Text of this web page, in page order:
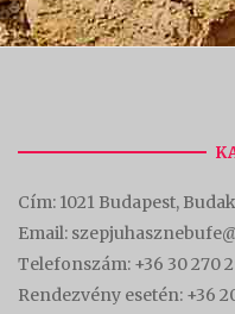
Cím: 1021 Budapest,
Email:
Telefonszám: +36 30 270
Rendezvény esetén: +36